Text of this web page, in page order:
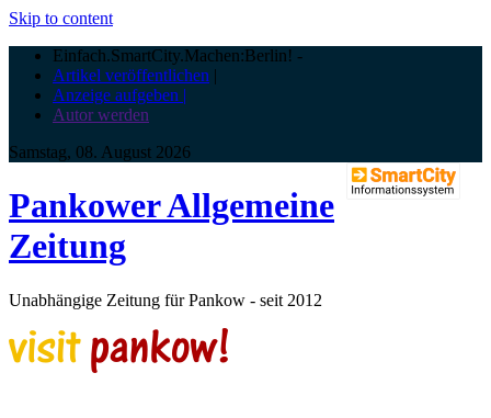
Skip to content
Einfach.SmartCity.Machen:Berlin! -
Artikel veröffentlichen |
Anzeige aufgeben |
Autor werden
Samstag, 08. August 2026
Pankower Allgemeine
Zeitung
Unabhängige Zeitung für Pankow - seit 2012